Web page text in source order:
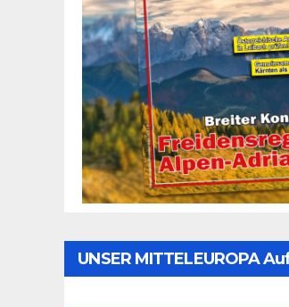
UNSER MITTELEUROPA